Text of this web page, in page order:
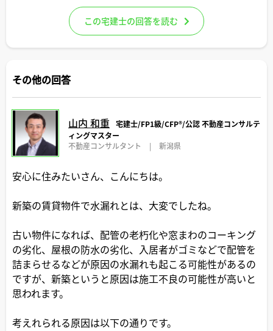
この宅建士の回答を読む
その他の回答
山内 和重
宅建士/FP1級/CFP®️/公認 不動産コンサルテ
ィングマスター
不動産コンサルタント
| 新潟県
安心に住みたいさん、こんにちは。
新築の賃貸物件で水漏れとは、大変でしたね。
古い物件になれば、配管の老朽化や窓まわのコーキング
の劣化、屋根の防水の劣化、入居者がゴミなどで配管を
詰まらせるなどが原因の水漏れも起こる可能性があるの
ですが、新築というと原因は施工不良の可能性が高いと
思われます。
考えれられる原因は以下の通りです。